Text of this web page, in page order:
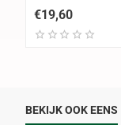
€19,60
BEKIJK OOK EENS